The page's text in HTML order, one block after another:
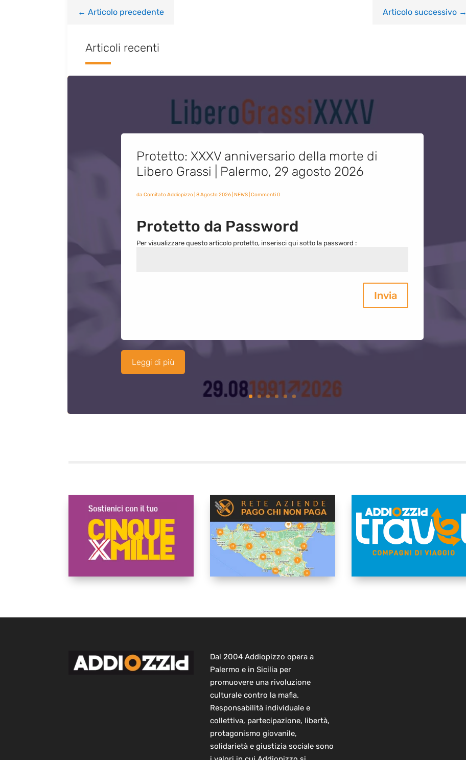
← Articolo precedente Articolo successivo→
Articoli recenti
Protetto: XXXV anniversario della morte di
Libero Grassi | Palermo, 29 agosto 2026
da Comitato Addiopizzo| 8 Agosto 2026| NEWS| Commenti 0
Protetto da Password
Per visualizzare questo articolo protetto, inserisci qui sotto la password :
Invia
Leggi di più
Dal 2004 Addiopizzo opera a
Palermo e in Sicilia per
promuovere una rivoluzione
culturale contro la mafia.
Responsabilità individuale e
collettiva, partecipazione, libertà,
protagonismo giovanile,
solidarietà e giustizia sociale sono